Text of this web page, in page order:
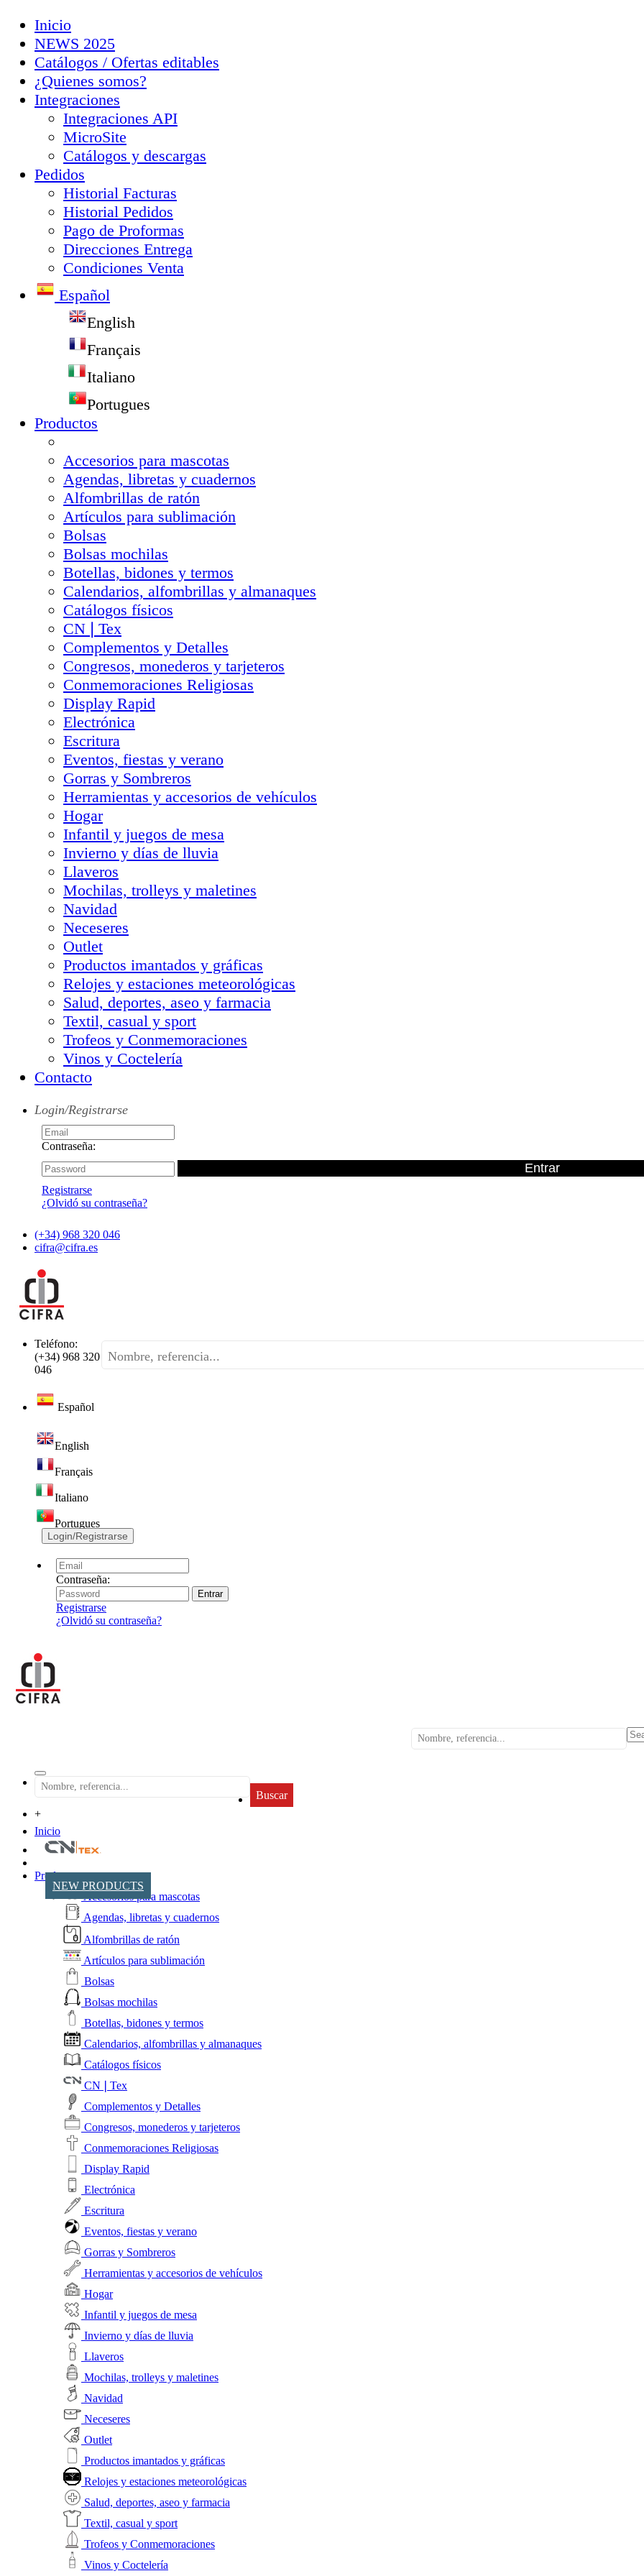
Inicio
NEWS 2025
Catálogos / Ofertas editables
¿Quienes somos?
Integraciones
Integraciones API
MicroSite
Catálogos y descargas
Pedidos
Historial Facturas
Historial Pedidos
Pago de Proformas
Direcciones Entrega
Condiciones Venta
Español
English
Français
Italiano
Portugues
Productos
Accesorios para mascotas
Agendas, libretas y cuadernos
Alfombrillas de ratón
Artículos para sublimación
Bolsas
Bolsas mochilas
Botellas, bidones y termos
Calendarios, alfombrillas y almanaques
Catálogos físicos
CN❘Tex
Complementos y Detalles
Congresos, monederos y tarjeteros
Conmemoraciones Religiosas
Display Rapid
Electrónica
Escritura
Eventos, fiestas y verano
Gorras y Sombreros
Herramientas y accesorios de vehículos
Hogar
Infantil y juegos de mesa
Invierno y días de lluvia
Llaveros
Mochilas, trolleys y maletines
Navidad
Neceseres
Outlet
Productos imantados y gráficas
Relojes y estaciones meteorológicas
Salud, deportes, aseo y farmacia
Textil, casual y sport
Trofeos y Conmemoraciones
Vinos y Coctelería
Contacto
Login/Registrarse
Contraseña:
Registrarse
¿Olvidó su contraseña?
(+34) 968 320 046
cifra@cifra.es
Teléfono:
(+34) 968 320
046
Español
English
Français
Italiano
Portugues
Login/Registrarse
Contraseña:
Registrarse
¿Olvidó su contraseña?
Buscar
+
Inicio
NEW PRODUCTS
Productos
Accesorios para mascotas
Agendas, libretas y cuadernos
Alfombrillas de ratón
Artículos para sublimación
Bolsas
Bolsas mochilas
Botellas, bidones y termos
Calendarios, alfombrillas y almanaques
Catálogos físicos
CN❘Tex
Complementos y Detalles
Congresos, monederos y tarjeteros
Conmemoraciones Religiosas
Display Rapid
Electrónica
Escritura
Eventos, fiestas y verano
Gorras y Sombreros
Herramientas y accesorios de vehículos
Hogar
Infantil y juegos de mesa
Invierno y días de lluvia
Llaveros
Mochilas, trolleys y maletines
Navidad
Neceseres
Outlet
Productos imantados y gráficas
Relojes y estaciones meteorológicas
Salud, deportes, aseo y farmacia
Textil, casual y sport
Trofeos y Conmemoraciones
Vinos y Coctelería